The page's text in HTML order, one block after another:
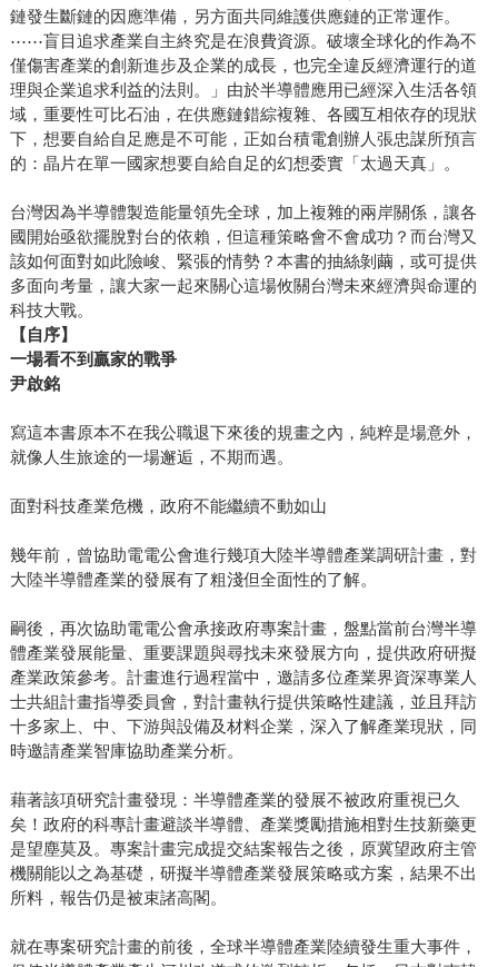
鏈發生斷鏈的因應準備，另方面共同維護供應鏈的正常運作。
⋯⋯盲目追求產業自主終究是在浪費資源。破壞全球化的作為不
僅傷害產業的創新進步及企業的成長，也完全違反經濟運行的道
理與企業追求利益的法則。」由於半導體應用已經深入生活各領
域，重要性可比石油，在供應鏈錯綜複雜、各國互相依存的現狀
下，想要自給自足應是不可能，正如台積電創辦人張忠謀所預言
的：晶片在單一國家想要自給自足的幻想委實「太過天真」。
台灣因為半導體製造能量領先全球，加上複雜的兩岸關係，讓各
國開始亟欲擺脫對台的依賴，但這種策略會不會成功？而台灣又
該如何面對如此險峻、緊張的情勢？本書的抽絲剝繭，或可提供
多面向考量，讓大家一起來關心這場攸關台灣未來經濟與命運的
科技大戰。
【自序】
一場看不到贏家的戰爭
尹啟銘
寫這本書原本不在我公職退下來後的規畫之內，純粹是場意外，
就像人生旅途的一場邂逅，不期而遇。
面對科技產業危機，政府不能繼續不動如山
幾年前，曾協助電電公會進行幾項大陸半導體產業調研計畫，對
大陸半導體產業的發展有了粗淺但全面性的了解。
嗣後，再次協助電電公會承接政府專案計畫，盤點當前台灣半導
體產業發展能量、重要課題與尋找未來發展方向，提供政府研擬
產業政策參考。計畫進行過程當中，邀請多位產業界資深專業人
士共組計畫指導委員會，對計畫執行提供策略性建議，並且拜訪
十多家上、中、下游與設備及材料企業，深入了解產業現狀，同
時邀請產業智庫協助產業分析。
藉著該項研究計畫發現：半導體產業的發展不被政府重視已久
矣！政府的科專計畫避談半導體、產業獎勵措施相對生技新藥更
是望塵莫及。專案計畫完成提交結案報告之後，原冀望政府主管
機關能以之為基礎，研擬半導體產業發展策略或方案，結果不出
所料，報告仍是被束諸高閣。
就在專案研究計畫的前後，全球半導體產業陸續發生重大事件，